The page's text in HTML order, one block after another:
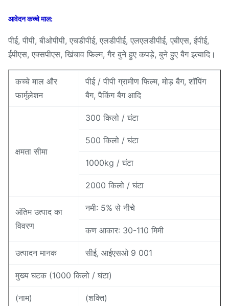
आवेदन कच्चे माल:
पीई, पीपी, बीओपीपी, एचडीपीई, एलडीपीई, एलएलडीपीई, एबीएस, ईपीई,
ईपीएस, एक्सपीएस, खिंचाव फिल्म, गैर बुने हुए कपड़े, बुने हुए बैग इत्यादि।
कच्चे माल और
फार्मूलेशन
पीई / पीपी ग्रामीण फिल्म, मोड़ बैग, शॉपिंग
बैग, पैकिंग बैग आदि
क्षमता सीमा
300 किलो / घंटा
500 किलो / घंटा
1000kg / घंटा
2000 किलो / घंटा
अंतिम उत्पाद का
विवरण
नमी: 5% से नीचे
कण आकार: 30-110 मिमी
उत्पादन मानक सीई, आईएसओ 9 001
मुख्य घटक (1000 किलो / घंटा)
(नाम) (शक्ति)